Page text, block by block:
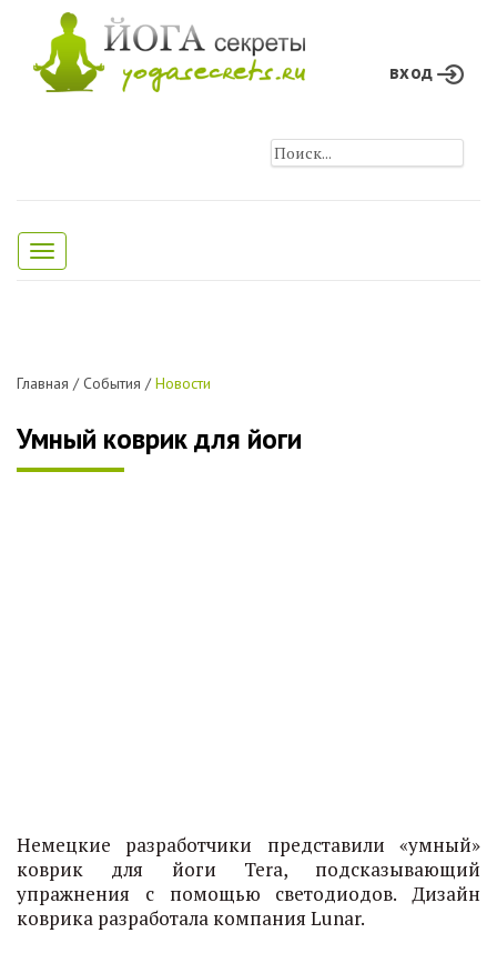
вход
Toggle
navigation
Главная /События /Новости
Умный коврик для йоги
Немецкие разработчики представили «умный»
коврик для йоги Tera, подсказывающий
упражнения с помощью светодиодов. Дизайн
коврика разработала компания Lunar.